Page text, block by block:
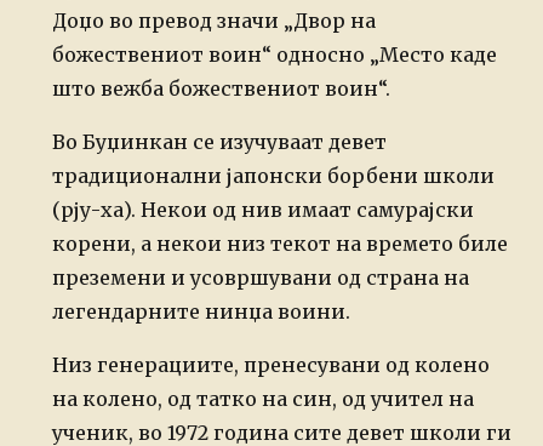
Доџо во превод значи „Двор на
божествениот воин“ односно „Место каде
што вежба божествениот воин“.
Во Буџинкан се изучуваат девет
традиционални јапонски борбени школи
(рју-ха). Некои од нив имаат самурајски
корени, а некои низ текот на времето биле
преземени и усовршувани од страна на
легендарните нинџа воини.
Низ генерациите, пренесувани од колено
на колено, од татко на син, од учител на
ученик, во 1972 година сите девет школи ги